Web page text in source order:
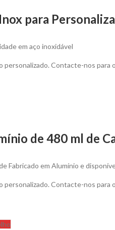
para
em aço inoxidável
personalizado. Contacte-nos para
de 480 ml de
Fabricado em Alumínio e
personalizado. Contacte-nos para